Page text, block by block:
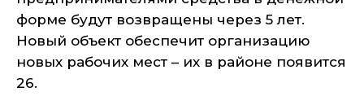
форме будут возвращены через 5 лет.
Новый объект обеспечит организацию
новых рабочих мест – их в районе появится
26.